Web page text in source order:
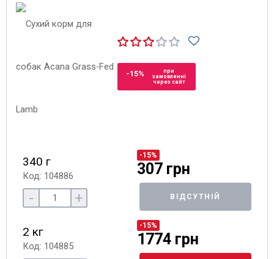
-15%
при
замовленні
через сайт
340 г
Код: 104886
-15%
307 грн
- + ВІДСУТНІЙ
2 кг
Код: 104885
-15%
1774 грн